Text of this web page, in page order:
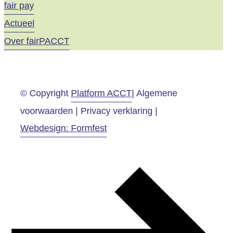
fair pay
Actueel
Over fairPACCT
© Copyright Platform ACCT | Algemene
voorwaarden | Privacy verklaring |
Webdesign: Formfest